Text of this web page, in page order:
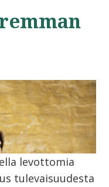
levottomia
tulevaisuudesta